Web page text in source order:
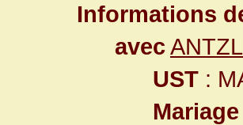
Informations
avec
UST :
Mariage